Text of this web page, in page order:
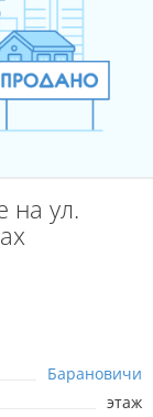
на ул.
Барановичи
этаж